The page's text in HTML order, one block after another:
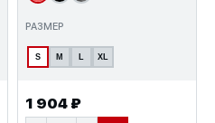
РАЗМЕР
S M L XL
1 904 ₽